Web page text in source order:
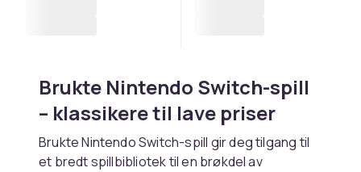
Brukte Nintendo Switch-spill
– klassikere til lave priser
Brukte Nintendo Switch-spill gir deg tilgang til
et bredt spillbibliotek til en brøkdel av